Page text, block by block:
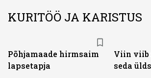
KURITÖÖ JA KARISTUS
Põhjamaade hirmsaim
lapsetapja
Viin viib
seda